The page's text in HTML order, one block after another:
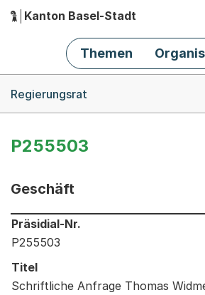
Hauptnavigation
Kanton Basel-Stadt
Themen
Regierungsrat
P255503
Geschäft
Informationen zum Ausgewählten
Präsidial-Nr.
P255503
Titel
Schriftliche Anfrage Thomas